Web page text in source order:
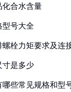
化合水含量
型号大全
螺栓力矩要求及连
寸是多少
哪些常见规格和型